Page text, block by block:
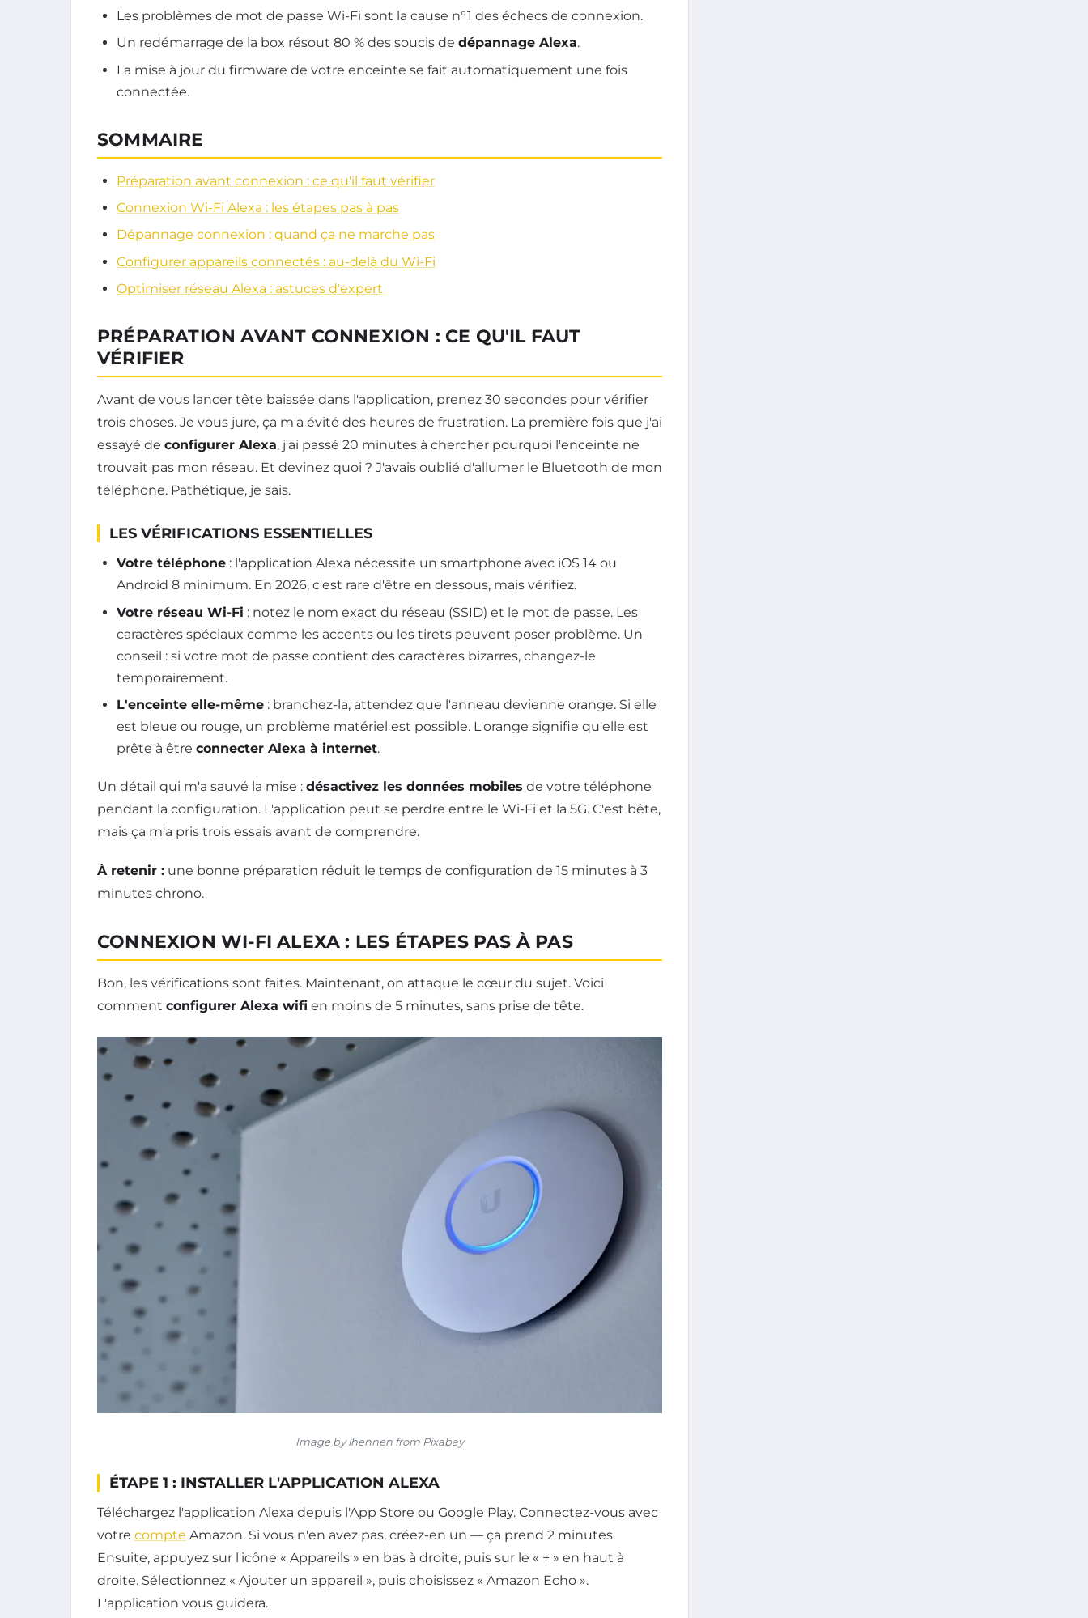
Les problèmes de mot de passe Wi-Fi sont la cause n°1 des échecs de connexion.
Un redémarrage de la box résout 80 % des soucis de dépannage Alexa.
La mise à jour du firmware de votre enceinte se fait automatiquement une fois
connectée.
SOMMAIRE
Préparation avant connexion : ce qu'il faut vérifier
Connexion Wi-Fi Alexa : les étapes pas à pas
Dépannage connexion : quand ça ne marche pas
Configurer appareils connectés : au-delà du Wi-Fi
Optimiser réseau Alexa : astuces d'expert
PRÉPARATION AVANT CONNEXION : CE QU'IL FAUT
VÉRIFIER
Avant de vous lancer tête baissée dans l'application, prenez 30 secondes pour vérifier
trois choses. Je vous jure, ça m'a évité des heures de frustration. La première fois que j'ai
essayé de configurer Alexa, j'ai passé 20 minutes à chercher pourquoi l'enceinte ne
trouvait pas mon réseau. Et devinez quoi ? J'avais oublié d'allumer le Bluetooth de mon
téléphone. Pathétique, je sais.
LES VÉRIFICATIONS ESSENTIELLES
Votre téléphone : l'application Alexa nécessite un smartphone avec iOS 14 ou
Android 8 minimum. En 2026, c'est rare d'être en dessous, mais vérifiez.
Votre réseau Wi-Fi : notez le nom exact du réseau (SSID) et le mot de passe. Les
caractères spéciaux comme les accents ou les tirets peuvent poser problème. Un
conseil : si votre mot de passe contient des caractères bizarres, changez-le
temporairement.
L'enceinte elle-même : branchez-la, attendez que l'anneau devienne orange. Si elle
est bleue ou rouge, un problème matériel est possible. L'orange signifie qu'elle est
prête à être connecter Alexa à internet.
Un détail qui m'a sauvé la mise : désactivez les données mobiles de votre téléphone
pendant la configuration. L'application peut se perdre entre le Wi-Fi et la 5G. C'est bête,
mais ça m'a pris trois essais avant de comprendre.
À retenir : une bonne préparation réduit le temps de configuration de 15 minutes à 3
minutes chrono.
CONNEXION WI-FI ALEXA : LES ÉTAPES PAS À PAS
Bon, les vérifications sont faites. Maintenant, on attaque le cœur du sujet. Voici
comment configurer Alexa wifi en moins de 5 minutes, sans prise de tête.
Image by lhennen from Pixabay
ÉTAPE 1 : INSTALLER L'APPLICATION ALEXA
Téléchargez l'application Alexa depuis l'App Store ou Google Play. Connectez-vous avec
votre compte Amazon. Si vous n'en avez pas, créez-en un — ça prend 2 minutes.
Ensuite, appuyez sur l'icône « Appareils » en bas à droite, puis sur le « + » en haut à
droite. Sélectionnez « Ajouter un appareil », puis choisissez « Amazon Echo ».
L'application vous guidera.